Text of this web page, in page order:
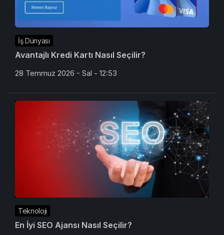
İş Dünyası
Avantajlı Kredi Kartı Nasıl Seçilir?
28 Temmuz 2026 - Sal - 12:53
Teknoloji
En İyi SEO Ajansı Nasıl Seçilir?